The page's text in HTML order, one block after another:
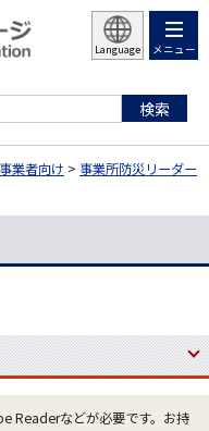
Language メニュー
事業者向け > 事業所防災リーダー
Readerなどが必要です。お持